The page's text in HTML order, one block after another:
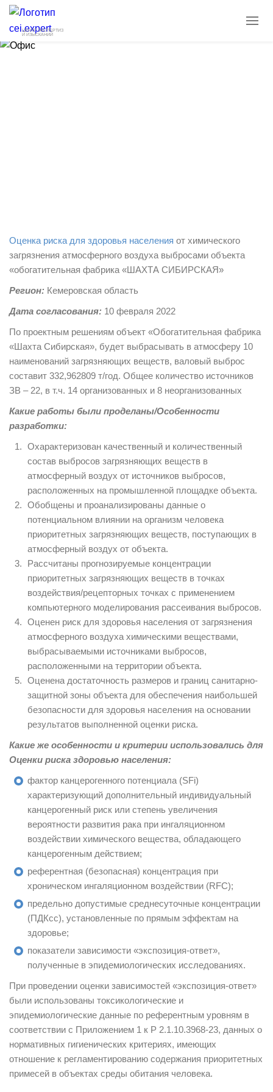
ЦЕНТР ЭКСПЕРТИЗ
И ИЗЫСКАНИЙ
Оценка риска для здоровья населения от химического
загрязнения атмосферного воздуха выбросами объекта
«обогатительная фабрика «ШАХТА СИБИРСКАЯ»
Регион: Кемеровская область
Дата согласования: 10 февраля 2022
По проектным решениям объект «Обогатительная фабрика
«Шахта Сибирская», будет выбрасывать в атмосферу 10
наименований загрязняющих веществ, валовый выброс
составит 332,962809 т/год. Общее количество источников
ЗВ – 22, в т.ч. 14 организованных и 8 неорганизованных
Какие работы были проделаны/Особенности
разработки:
Охарактеризован качественный и количественный
состав выбросов загрязняющих веществ в
атмосферный воздух от источников выбросов,
расположенных на промышленной площадке объекта.
Обобщены и проанализированы данные о
потенциальном влиянии на организм человека
приоритетных загрязняющих веществ, поступающих в
атмосферный воздух от объекта.
Рассчитаны прогнозируемые концентрации
приоритетных загрязняющих веществ в точках
воздействия/рецепторных точках с применением
компьютерного моделирования рассеивания выбросов.
Оценен риск для здоровья населения от загрязнения
атмосферного воздуха химическими веществами,
выбрасываемыми источниками выбросов,
расположенными на территории объекта.
Оценена достаточность размеров и границ санитарно-
защитной зоны объекта для обеспечения наибольшей
безопасности для здоровья населения на основании
результатов выполненной оценки риска.
Какие же особенности и критерии использовались для
Оценки риска здоровью населения:
фактор канцерогенного потенциала (SFi)
характеризующий дополнительный индивидуальный
канцерогенный риск или степень увеличения
вероятности развития рака при ингаляционном
воздействии химического вещества, обладающего
канцерогенным действием;
референтная (безопасная) концентрация при
хроническом ингаляционном воздействии (RFC);
предельно допустимые среднесуточные концентрации
(ПДКсс), установленные по прямым эффектам на
здоровье;
показатели зависимости «экспозиция-ответ»,
полученные в эпидемиологических исследованиях.
При проведении оценки зависимостей «экспозиция-ответ»
были использованы токсикологические и
эпидемиологические данные по референтным уровням в
соответствии с Приложением 1 к Р 2.1.10.3968-23, данных о
нормативных гигиенических критериях, имеющих
отношение к регламентированию содержания приоритетных
примесей в объектах среды обитания человека.